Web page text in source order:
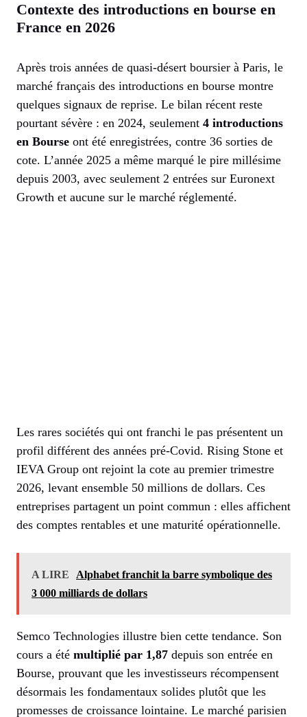
Contexte des introductions en bourse en
France en 2026
Après trois années de quasi-désert boursier à Paris, le
marché français des introductions en bourse montre
quelques signaux de reprise. Le bilan récent reste
pourtant sévère : en 2024, seulement 4 introductions
en Bourse ont été enregistrées, contre 36 sorties de
cote. L’année 2025 a même marqué le pire millésime
depuis 2003, avec seulement 2 entrées sur Euronext
Growth et aucune sur le marché réglementé.
Les rares sociétés qui ont franchi le pas présentent un
profil différent des années pré-Covid. Rising Stone et
IEVA Group ont rejoint la cote au premier trimestre
2026, levant ensemble 50 millions de dollars. Ces
entreprises partagent un point commun : elles affichent
des comptes rentables et une maturité opérationnelle.
A LIRE
Alphabet franchit la barre symbolique des
3 000 milliards de dollars
Semco Technologies illustre bien cette tendance. Son
cours a été multiplié par 1,87 depuis son entrée en
Bourse, prouvant que les investisseurs récompensent
désormais les fondamentaux solides plutôt que les
promesses de croissance lointaine. Le marché parisien